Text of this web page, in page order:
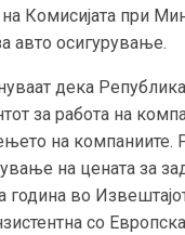
на Комисијата при
авто осигурување.
дека
за работа на
на
на цената за
година во
со